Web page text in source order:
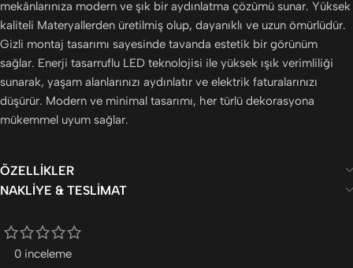
mekânlarınıza modern ve şık bir aydınlatma çözümü sunar. Yüksek
kaliteli Materyallerden üretilmiş olup, dayanıklı ve uzun ömürlüdür.
Gizli montaj tasarımı sayesinde tavanda estetik bir görünüm
sağlar. Enerji tasarruflu LED teknolojisi ile yüksek ışık verimliliği
sunarak, yaşam alanlarınızı aydınlatır ve elektrik faturalarınızı
düşürür. Modern ve minimal tasarımı, her türlü dekorasyona
mükemmel uyum sağlar.
ÖZELLIKLER
NAKLIYE & TESLIMAT
0 inceleme